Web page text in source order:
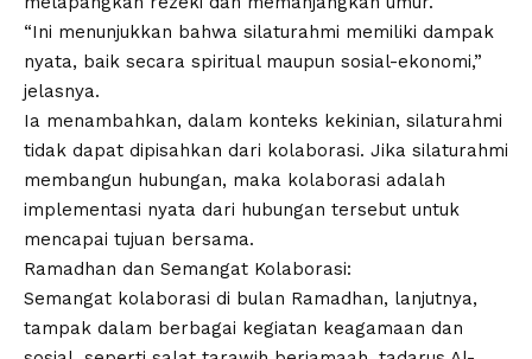
“Ini menunjukkan bahwa silaturahmi memiliki dampak
nyata, baik secara spiritual maupun sosial-ekonomi,”
jelasnya.
Ia menambahkan, dalam konteks kekinian, silaturahmi
tidak dapat dipisahkan dari kolaborasi. Jika silaturahmi
membangun hubungan, maka kolaborasi adalah
implementasi nyata dari hubungan tersebut untuk
mencapai tujuan bersama.
Ramadhan dan Semangat Kolaborasi:
Semangat kolaborasi di bulan Ramadhan, lanjutnya,
tampak dalam berbagai kegiatan keagamaan dan